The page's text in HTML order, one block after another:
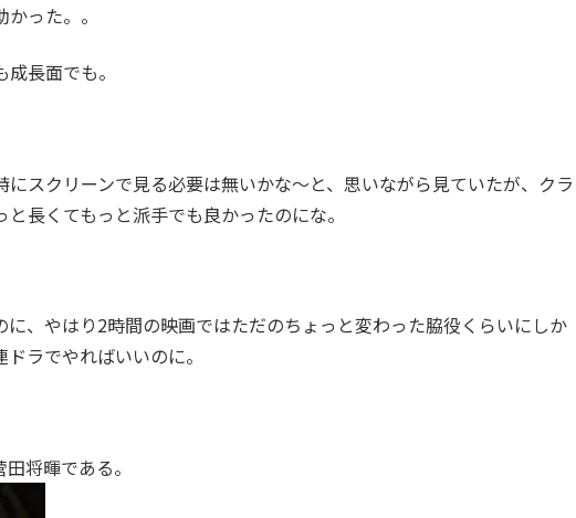
った。。
長面でも。
スクリーンで見る必要は無いかな～と、思いながら見ていたが、クラ
長くてもっと派手でも良かったのにな。
、やはり2時間の映画ではただのちょっと変わった脇役くらいにしか
ラでやればいいのに。
将暉である。